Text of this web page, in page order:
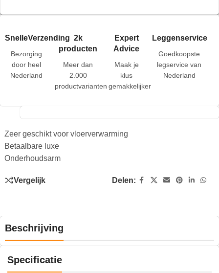
SnelleVerzending
Bezorging
door heel
Nederland
2k
producten
Meer dan
2.000
productvarianten
Expert
Advice
Maak je
klus
gemakkelijker
Leggenservice
Goedkoopste
legservice van
Nederland
Zeer geschikt voor vloerverwarming
Betaalbare luxe
Onderhoudsarm
Vergelijk Delen:
Beschrijving
Specificatie